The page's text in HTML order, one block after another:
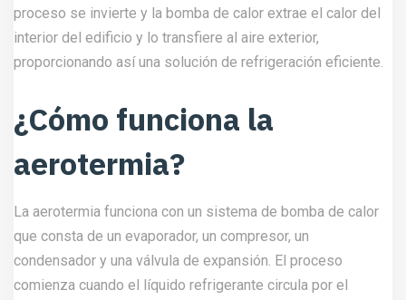
proceso se invierte y la bomba de calor extrae el calor del
interior del edificio y lo transfiere al aire exterior,
proporcionando así una solución de refrigeración eficiente.
¿Cómo funciona la
aerotermia?
La aerotermia funciona con un sistema de bomba de calor
que consta de un evaporador, un compresor, un
condensador y una válvula de expansión. El proceso
comienza cuando el líquido refrigerante circula por el